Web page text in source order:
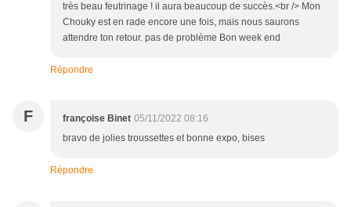
très beau feutrinage ! il aura beaucoup de succès.<br /> Mon
Chouky est en rade encore une fois, mais nous saurons
attendre ton retour. pas de problème Bon week end
Répondre
F françoise Binet 05/11/2022 08:16
bravo de jolies troussettes et bonne expo, bises
Répondre